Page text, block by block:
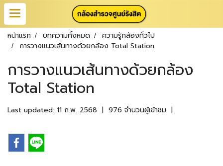
หน้าแรก บทความทั้งหมด
ความรู้กล้องทั่วไป
การวางแนวเส้นทางด้วยกล้อง Total Station
การวางแนวเส้นทางด้วยกล้อง
Total Station
Last updated: 11 ก.พ. 2568 | 976 จำนวนผู้เข้าชม |